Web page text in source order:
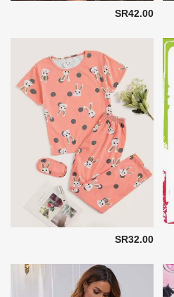
SR42.00
SR32.00